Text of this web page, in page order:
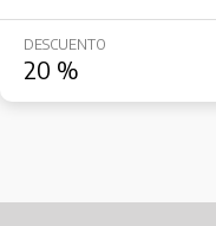
DESCUENTO
20 %